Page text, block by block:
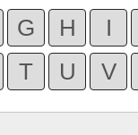
G H
I
T U V